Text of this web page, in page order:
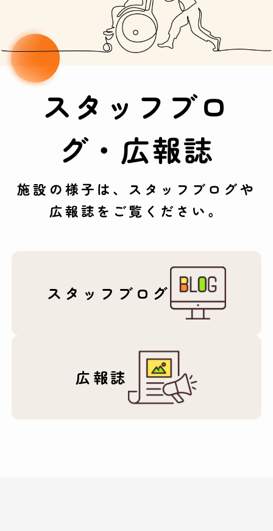
スタッフブロ
グ・広報誌
施設の様子は、スタッフブログや
広報誌をご覧ください。
スタッフブログ
広報誌